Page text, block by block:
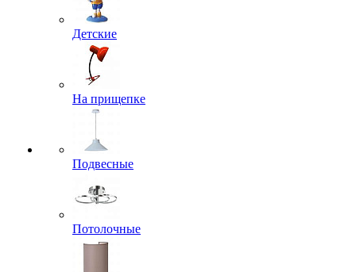
Детские
На прищепке
Подвесные
Потолочные